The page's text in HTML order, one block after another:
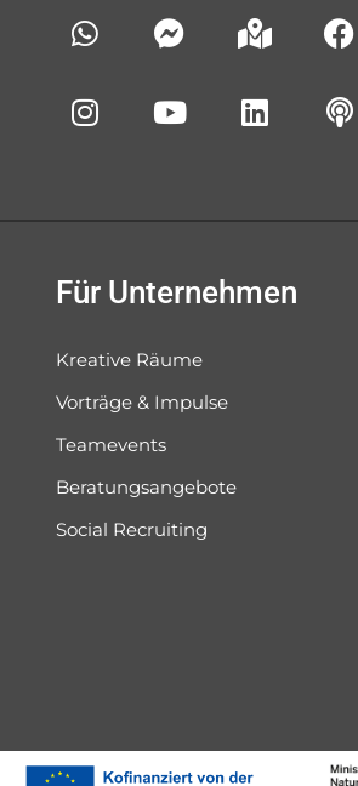
Für Unternehmen
Kreative Räume
Vorträge & Impulse
Teamevents
Beratungsangebote
Social Recruiting